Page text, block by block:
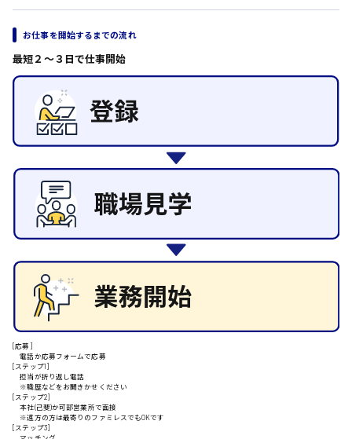
調理
ラウンダー営業
その他の専門職
施設管理・整備
清掃
施工管理
東広島市
安芸高田市
山県郡
安芸太田町
安芸郡
日給8000円～
日給9000円～
日給10000円以上
お仕事を開始するまでの流れ
最短２〜３日で仕事開始
[応募]
電話か応募フォームで応募
[ステップ1]
担当が折り返し電話
※職歴などをお聞きかせください
[ステップ2]
本社(己斐)か可部営業所で面接
※遠方の方は最寄りのファミレスでもOKです
[ステップ3]